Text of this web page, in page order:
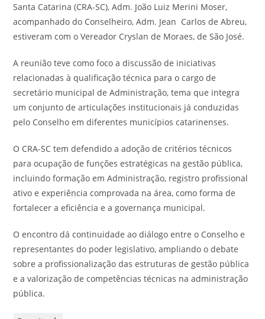
Santa Catarina (CRA-SC), Adm. João Luiz Merini Moser,
acompanhado do Conselheiro, Adm. Jean Carlos de Abreu,
estiveram com o Vereador Cryslan de Moraes, de São José.
A reunião teve como foco a discussão de iniciativas
relacionadas à qualificação técnica para o cargo de
secretário municipal de Administração, tema que integra
um conjunto de articulações institucionais já conduzidas
pelo Conselho em diferentes municípios catarinenses.
O CRA-SC tem defendido a adoção de critérios técnicos
para ocupação de funções estratégicas na gestão pública,
incluindo formação em Administração, registro profissional
ativo e experiência comprovada na área, como forma de
fortalecer a eficiência e a governança municipal.
O encontro dá continuidade ao diálogo entre o Conselho e
representantes do poder legislativo, ampliando o debate
sobre a profissionalização das estruturas de gestão pública
e a valorização de competências técnicas na administração
pública.